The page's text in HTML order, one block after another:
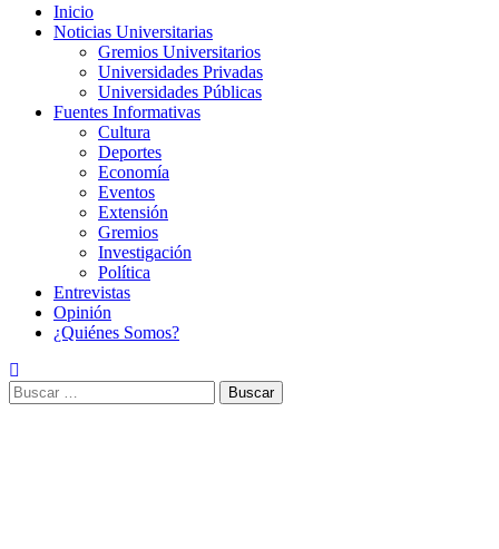
Menú
principal
Inicio
Noticias Universitarias
Gremios Universitarios
Universidades Privadas
Universidades Públicas
Fuentes Informativas
Cultura
Deportes
Economía
Eventos
Extensión
Gremios
Investigación
Política
Entrevistas
Opinión
¿Quiénes Somos?
Buscar: